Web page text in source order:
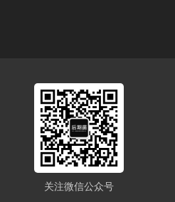
关注微信公众号